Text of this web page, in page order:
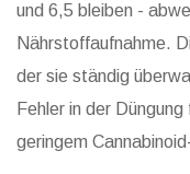
und 6,5 bleiben -
Nährstoffaufnahme.
der sie ständig
Fehler in der
geringem